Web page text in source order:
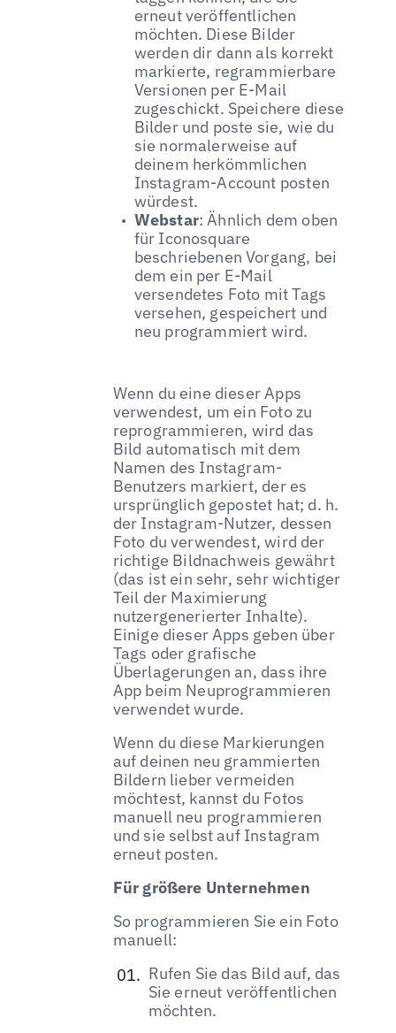
erneut veröffentlichen
möchten. Diese Bilder
werden dir dann als korrekt
markierte, regrammierbare
Versionen per E-Mail
zugeschickt. Speichere diese
Bilder und poste sie, wie du
sie normalerweise auf
deinem herkömmlichen
Instagram-Account posten
würdest.
Webstar: Ähnlich dem oben
für Iconosquare
beschriebenen Vorgang, bei
dem ein per E-Mail
versendetes Foto mit Tags
versehen, gespeichert und
neu programmiert wird.
Wenn du eine dieser Apps
verwendest, um ein Foto zu
reprogrammieren, wird das
Bild automatisch mit dem
Namen des Instagram-
Benutzers markiert, der es
ursprünglich gepostet hat; d. h.
der Instagram-Nutzer, dessen
Foto du verwendest, wird der
richtige Bildnachweis gewährt
(das ist ein sehr, sehr wichtiger
Teil der Maximierung
nutzergenerierter Inhalte).
Einige dieser Apps geben über
Tags oder grafische
Überlagerungen an, dass ihre
App beim Neuprogrammieren
verwendet wurde.
Wenn du diese Markierungen
auf deinen neu grammierten
Bildern lieber vermeiden
möchtest, kannst du Fotos
manuell neu programmieren
und sie selbst auf Instagram
erneut posten.
Für größere Unternehmen
So programmieren Sie ein Foto
manuell:
Rufen Sie das Bild auf, das
Sie erneut veröffentlichen
möchten.